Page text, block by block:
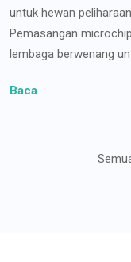
untuk hewan
Pemasangan
lembaga berwenang
Baca